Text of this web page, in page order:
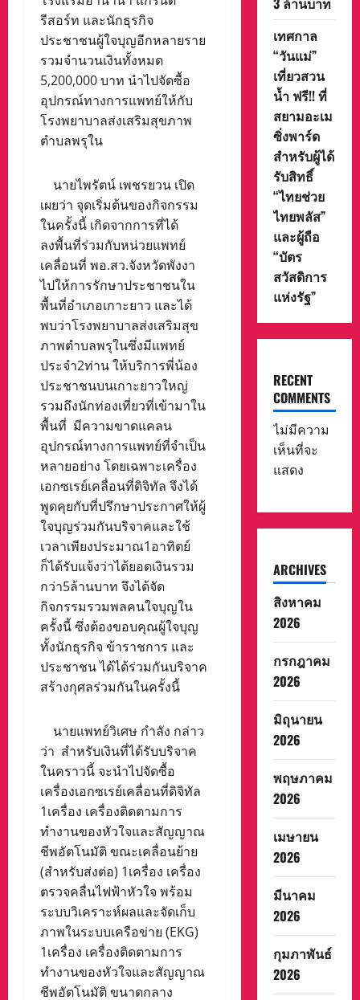
รีสอร์ท และนักธุรกิจ
ประชาชนผู้ใจบุญอีกหลายราย
รวมจำนวนเงินทั้งหมด
5,200,000 บาท นำไปจัดซื้อ
อุปกรณ์ทางการแพทย์ให้กับ
โรงพยาบาลส่งเสริมสุขภาพ
ตำบลพรุใน
นายไพรัตน์ เพชรยวน เปิด
เผยว่า จุดเริ่มต้นของกิจกรรม
ในครั้งนี้ เกิดจากการที่ได้
ลงพื้นที่ร่วมกับหน่วยแพทย์
เคลื่อนที่ พอ.สว.จังหวัดพังงา
ไปให้การรักษาประชาชนใน
พื้นที่อำเภอเกาะยาว และได้
พบว่าโรงพยาบาลส่งเสริมสุข
ภาพตำบลพรุในซึ่งมีแพทย์
ประจำ2ท่าน ให้บริการพี่น้อง
ประชาชนบนเกาะยาวใหญ่
รวมถึงนักท่องเที่ยวที่เข้ามาใน
พื้นที่ มีความขาดแคลน
อุปกรณ์ทางการแพทย์ที่จำเป็น
หลายอย่าง โดยเฉพาะเครื่อง
เอกซเรย์เคลื่อนที่ดิจิทัล จึงได้
พูดคุยกับที่ปรึกษาประกาศให้ผู้
ใจบุญร่วมกันบริจาคและใช้
เวลาเพียงประมาณ1อาทิตย์
ก็ได้รับแจ้งว่าได้ยอดเงินรวม
กว่า5ล้านบาท จึงได้จัด
กิจกรรมรวมพลคนใจบุญใน
ครั้งนี้ ซึ่งต้องขอบคุณผู้ใจบุญ
ทั้งนักธุรกิจ ข้าราชการ และ
ประชาชน ได้ได้ร่วมกันบริจาค
สร้างกุศลร่วมกันในครั้งนี้
นายแพทย์วิเศษ กำลัง กล่าว
ว่า สำหรับเงินที่ได้รับบริจาค
ในคราวนี้ จะนำไปจัดซื้อ
เครื่องเอกซเรย์เคลื่อนที่ดิจิทัล
1เครื่อง เครื่องติดตามการ
ทำงานของหัวใจและสัญญาณ
ชีพอัตโนมัติ ขณะเคลื่อนย้าย
(สำหรับส่งต่อ) 1เครื่อง เครื่อง
ตรวจคลื่นไฟฟ้าหัวใจ พร้อม
ระบบวิเคราะห์ผลและจัดเก็บ
ภาพในระบบเครือข่าย (EKG)
1เครื่อง เครื่องติดตามการ
ทำงานของหัวใจและสัญญาณ
ชีพอัตโนมัติ ขนาดกลาง
เทศกาล
“วันแม่”
เที่ยวสวน
น้ำ ฟรี!! ที่
สยามอะเม
ซิ่งพาร์ด
สำหรับผู้ได้
รับสิทธิ์
“ไทยช่วย
ไทยพลัส”
และผู้ถือ
“บัตร
สวัสดิการ
แห่งรัฐ”
RECENT
COMMENTS
ไม่มีความ
เห็นที่จะ
แสดง
ARCHIVES
สิงหาคม
2026
กรกฎาคม
2026
มิถุนายน
2026
พฤษภาคม
2026
เมษายน
2026
มีนาคม
2026
กุมภาพันธ์
2026